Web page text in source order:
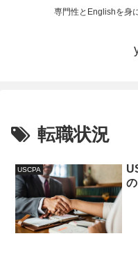
専門性とEnglishを身
転職状況
USCPA